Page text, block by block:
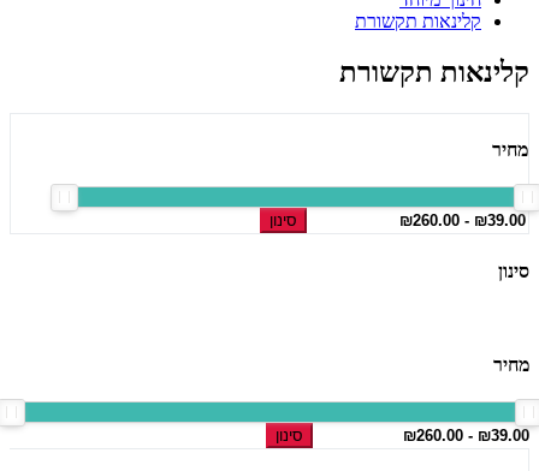
קלינאות תקשורת
קלינאות תקשורת
מחיר
סינון
סינון
מחיר
סינון